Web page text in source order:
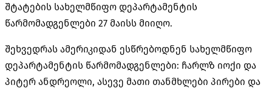
შტატების სახელმწიფო დეპარტამენტის
წარმომადგენლები 27 მაისს მიიღო.
შეხვედრას ამერიკიდან ესწრებოდნენ სახელმწიფო
დეპარტამენტის წარმომადგენლები: ჩარლზ იოქი და
პიტერ ანდრეოლი, ასევე მათი თანმხლები პირები და